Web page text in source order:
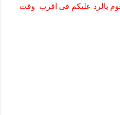
بالرد عليكم فى اقرب وقت